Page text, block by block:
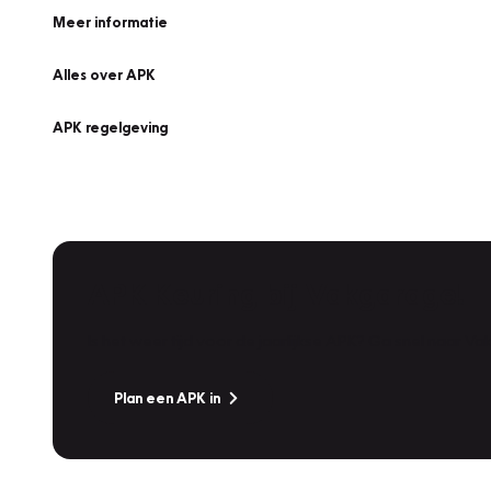
Meer informatie
Alles over APK
APK regelgeving
Plan een APK in